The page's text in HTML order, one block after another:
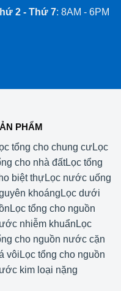
2 - Thứ 7: 8AM - 6PM
PHẨM
tổng cho chung cưLọc
cho nhà đấtLọc tổng
biệt thựLọc nước uống
khoáng Lọc dưới
Lọc tổng cho nguồn
nhiễm khuẩn Lọc
cho nguồn nước cặn
vôi Lọc tổng cho nguồn
kim loại nặng